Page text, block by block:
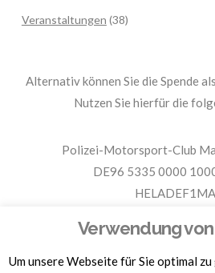
Veranstaltungen (38)
Alternativ können Sie die Spende
Nutzen Sie hierfür die
Polizei-Motorsport-Club
DE96 5335 0000
Für Spendenbescheinigungen,
Verwendung
Um unsere Webseite für Sie optimal